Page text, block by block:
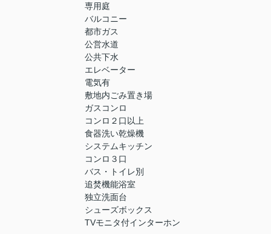
専用庭
バルコニー
都市ガス
公営水道
公共下水
エレベーター
電気有
敷地内ごみ置き場
ガスコンロ
コンロ２口以上
食器洗い乾燥機
システムキッチン
コンロ３口
バス・トイレ別
追焚機能浴室
独立洗面台
シューズボックス
TVモニタ付インターホン